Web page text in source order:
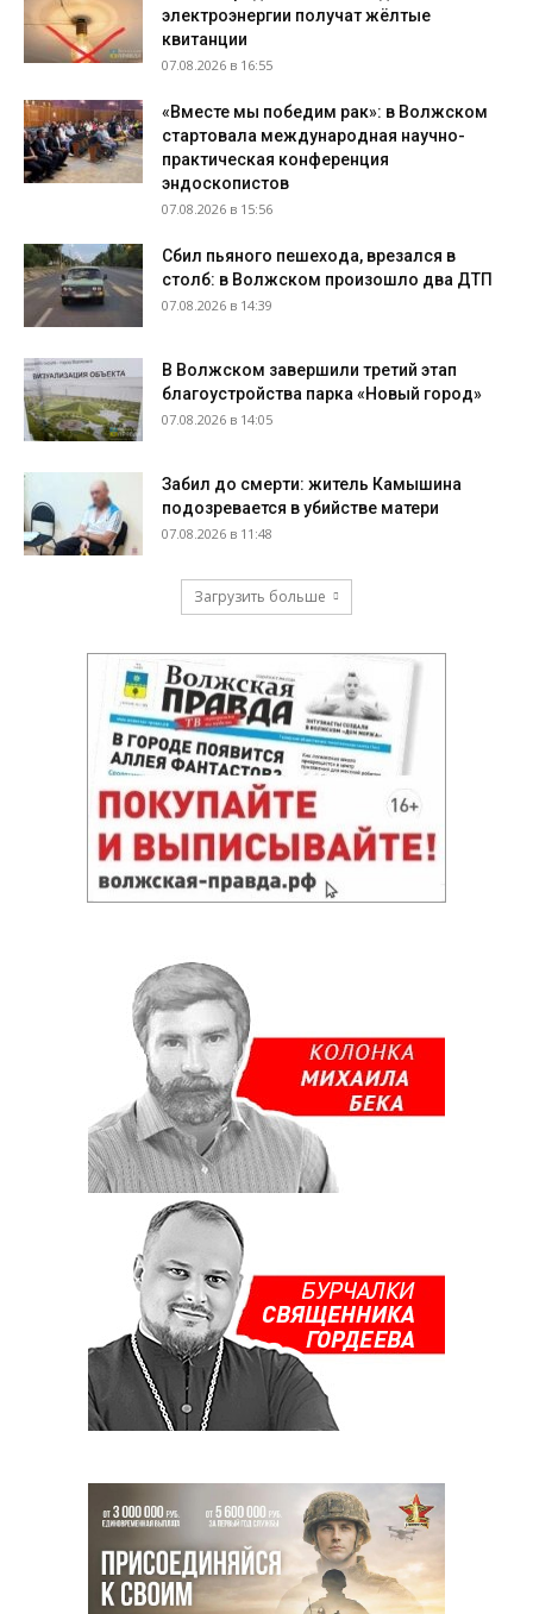
электроэнергии получат жёлтые
квитанции
07.08.2026 в 16:55
«Вместе мы победим рак»: в Волжском
стартовала международная научно-
практическая конференция
эндоскопистов
07.08.2026 в 15:56
Сбил пьяного пешехода, врезался в
столб: в Волжском произошло два ДТП
07.08.2026 в 14:39
В Волжском завершили третий этап
благоустройства парка «Новый город»
07.08.2026 в 14:05
Забил до смерти: житель Камышина
подозревается в убийстве матери
07.08.2026 в 11:48
Загрузить больше